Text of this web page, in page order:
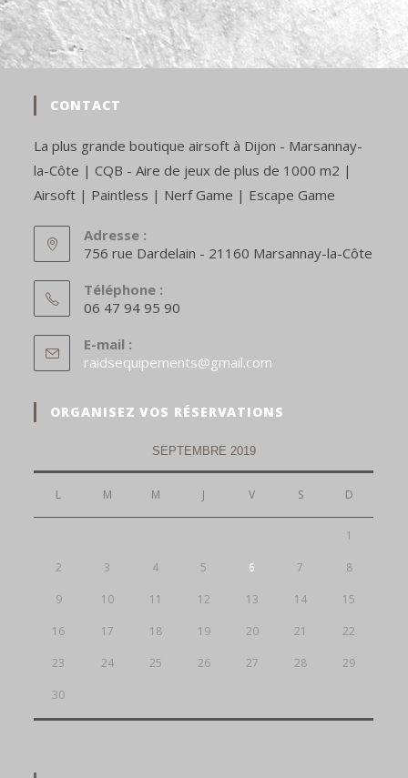
CONTACT
La plus grande boutique airsoft à Dijon - Marsannay-
la-Côte | CQB - Aire de jeux de plus de 1000 m2 |
Airsoft | Paintless | Nerf Game | Escape Game
Adresse :
756 rue Dardelain - 21160 Marsannay-la-Côte
Téléphone :
06 47 94 95 90
E-mail :
raidsequipements@gmail.com
application
ORGANISEZ VOS RÉSERVATIONS
SEPTEMBRE 2019
L M M J V S D
1
2 3 4 5 6 7 8
9 10 11 12 13 14 15
16 17 18 19 20 21 22
23 24 25 26 27 28 29
30